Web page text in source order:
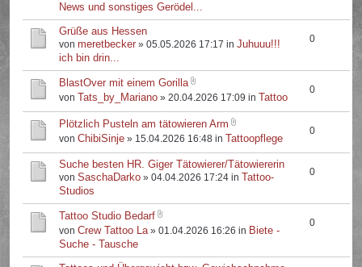
News und sonstiges Gerödel...
Grüße aus Hessen
vonmeretbecker » 05.05.2026 17:17 inJuhuuu!!!
ich bin drin...
0
BlastOver mit einem Gorilla
von Tats_by_Mariano » 20.04.2026 17:09 in Tattoo
0
Plötzlich Pusteln am tätowieren Arm
vonChibiSinje » 15.04.2026 16:48 in Tattoopflege
0
Suche besten HR. Giger Tätowierer/Tätowiererin
vonSaschaDarko » 04.04.2026 17:24 in Tattoo-
Studios
0
Tattoo Studio Bedarf
vonCrew Tattoo La» 01.04.2026 16:26 in Biete -
Suche - Tausche
0